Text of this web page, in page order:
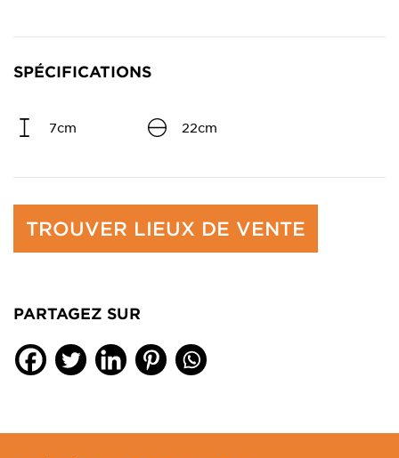
SPÉCIFICATIONS
7cm 22cm
TROUVER LIEUX DE VENTE
PARTAGEZ SUR